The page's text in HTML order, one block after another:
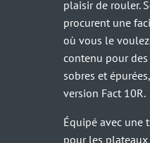
plaisir de rouler.
procurent une
où vous le
contenu pour
sobres et
version Fact 10R.
Équipé avec une
pour les